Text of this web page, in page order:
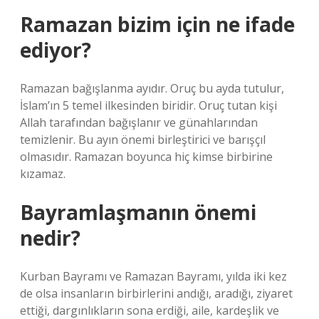
Ramazan bizim için ne ifade
ediyor?
Ramazan bağışlanma ayıdır. Oruç bu ayda tutulur,
İslam’ın 5 temel ilkesinden biridir. Oruç tutan kişi
Allah tarafından bağışlanır ve günahlarından
temizlenir. Bu ayın önemi birleştirici ve barışçıl
olmasıdır. Ramazan boyunca hiç kimse birbirine
kızamaz.
Bayramlaşmanın önemi
nedir?
Kurban Bayramı ve Ramazan Bayramı, yılda iki kez
de olsa insanların birbirlerini andığı, aradığı, ziyaret
ettiği, dargınlıkların sona erdiği, aile, kardeşlik ve